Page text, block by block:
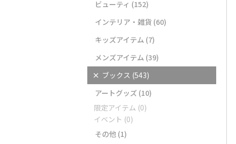
ビューティ (152)
インテリア・雑貨 (60)
キッズアイテム (7)
メンズアイテム (39)
× ブックス (543)
アートグッズ (10)
限定アイテム (0)
イベント (0)
その他 (1)